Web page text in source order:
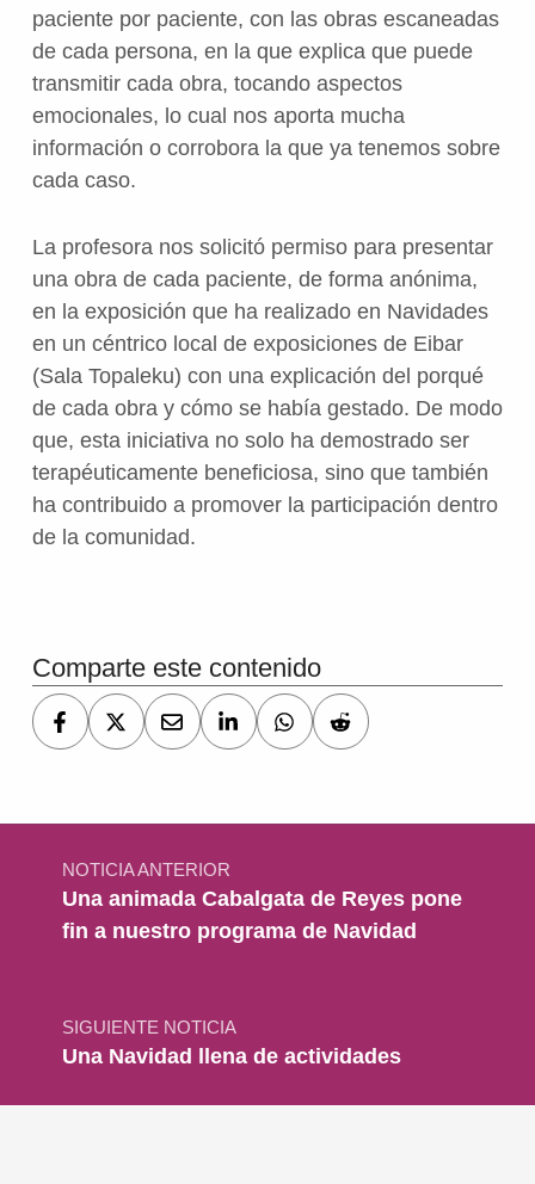
paciente por paciente, con las obras escaneadas
de cada persona, en la que explica que puede
transmitir cada obra, tocando aspectos
emocionales, lo cual nos aporta mucha
información o corrobora la que ya tenemos sobre
cada caso.
La profesora nos solicitó permiso para presentar
una obra de cada paciente, de forma anónima,
en la exposición que ha realizado en Navidades
en un céntrico local de exposiciones de Eibar
(Sala Topaleku) con una explicación del porqué
de cada obra y cómo se había gestado. De modo
que, esta iniciativa no solo ha demostrado ser
terapéuticamente beneficiosa, sino que también
ha contribuido a promover la participación dentro
de la comunidad.
Comparte este contenido
Navegación de entradas
NOTICIA ANTERIOR
Una animada Cabalgata de Reyes pone
fin a nuestro programa de Navidad
SIGUIENTE NOTICIA
Una Navidad llena de actividades